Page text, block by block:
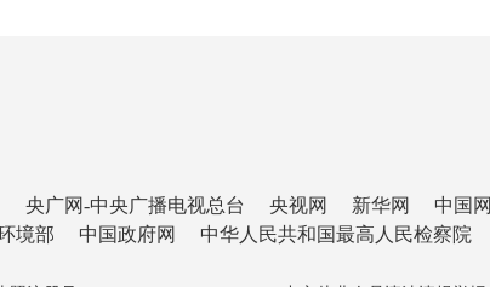
央广网-中央广播电视总台 央视网 新华网 中国网
境部
中国政府网 中华人民共和国最高人民检察院